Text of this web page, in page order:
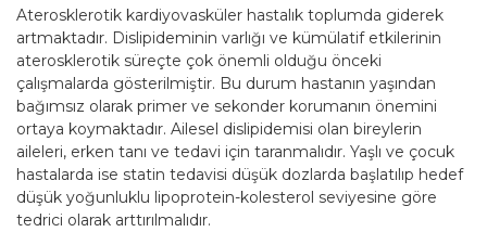
Aterosklerotik kardiyovasküler hastalık toplumda giderek
artmaktadır. Dislipideminin varlığı ve kümülatif etkilerinin
aterosklerotik süreçte çok önemli olduğu önceki
çalışmalarda gösterilmiştir. Bu durum hastanın yaşından
bağımsız olarak primer ve sekonder korumanın önemini
ortaya koymaktadır. Ailesel dislipidemisi olan bireylerin
aileleri, erken tanı ve tedavi için taranmalıdır. Yaşlı ve çocuk
hastalarda ise statin tedavisi düşük dozlarda başlatılıp hedef
düşük yoğunluklu lipoprotein-kolesterol seviyesine göre
tedrici olarak arttırılmalıdır.